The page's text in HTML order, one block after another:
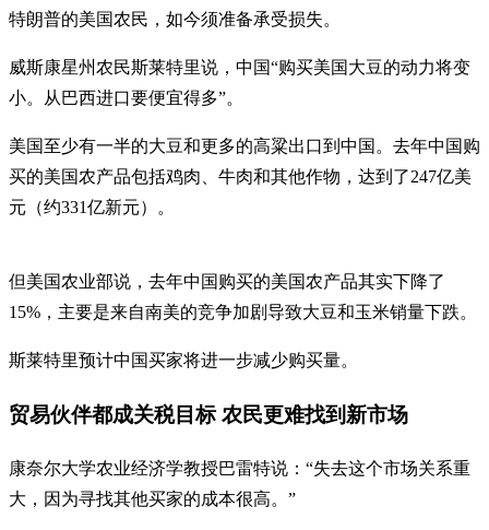
特朗普的美国农民，如今须准备承受损失。
威斯康星州农民斯莱特里说，中国“购买美国大豆的动力将变
小。从巴西进口要便宜得多”。
美国至少有一半的大豆和更多的高粱出口到中国。去年中国购
买的美国农产品包括鸡肉、牛肉和其他作物，达到了247亿美
元（约331亿新元）。
但美国农业部说，去年中国购买的美国农产品其实下降了
15%，主要是来自南美的竞争加剧导致大豆和玉米销量下跌。
斯莱特里预计中国买家将进一步减少购买量。
贸易伙伴都成关税目标 农民更难找到新市场
康奈尔大学农业经济学教授巴雷特说：“失去这个市场关系重
大，因为寻找其他买家的成本很高。”